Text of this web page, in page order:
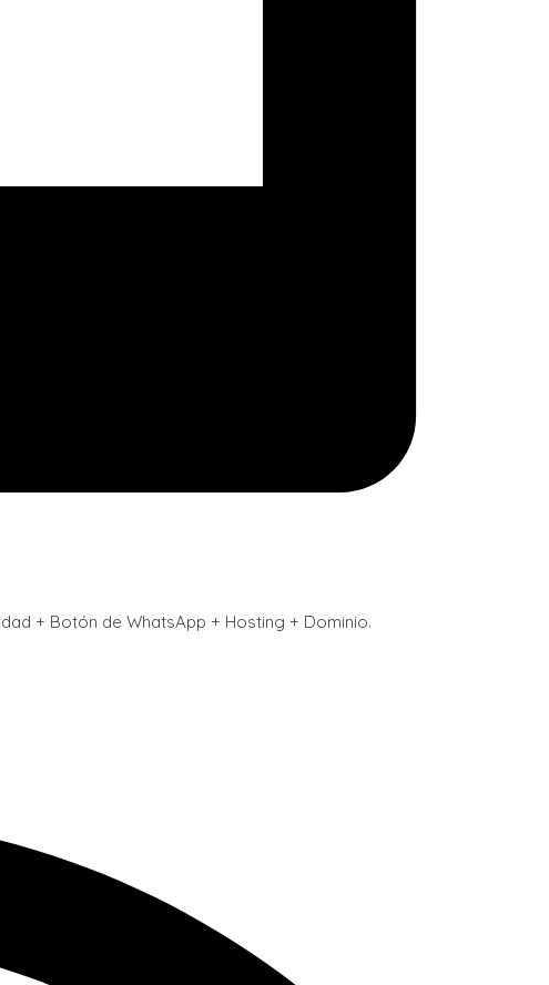
+ Botón de WhatsApp + Hosting + Dominio.